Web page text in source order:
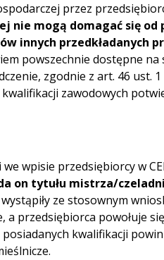
przez
nie mogą domagać się od
innych przedkładanych
powszechnie dostępne na
zgodnie z art. 46 ust. 1
zawodowych
wpisie przedsiębiorcy w
on tytułu mistrza/
ze stosownym
przedsiębiorca powołuje
kwalifikacji